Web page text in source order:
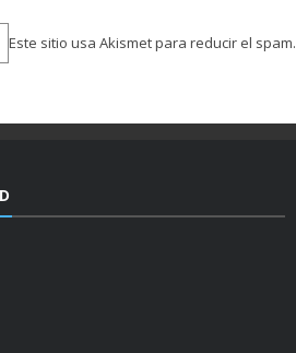
Este sitio usa Akismet para reducir el spam.